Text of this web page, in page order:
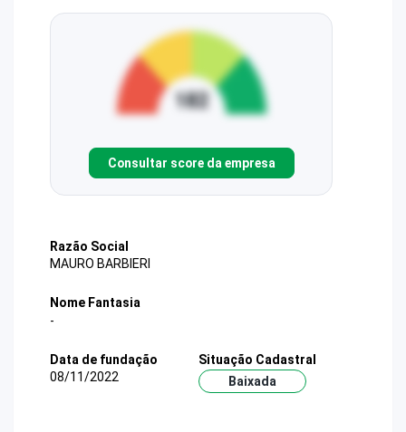
Consultar score da empresa
Razão Social
MAURO BARBIERI
Nome Fantasia
-
Data de fundação
08/11/2022
Situação Cadastral
Baixada